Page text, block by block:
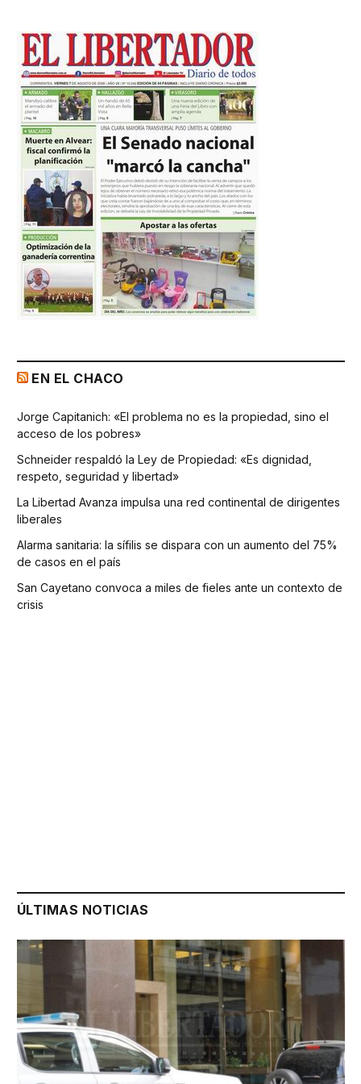
EN EL CHACO
Jorge Capitanich: «El problema no es la propiedad, sino el
acceso de los pobres»
Schneider respaldó la Ley de Propiedad: «Es dignidad,
respeto, seguridad y libertad»
La Libertad Avanza impulsa una red continental de dirigentes
liberales
Alarma sanitaria: la sífilis se dispara con un aumento del 75%
de casos en el país
San Cayetano convoca a miles de fieles ante un contexto de
crisis
ÚLTIMAS NOTICIAS